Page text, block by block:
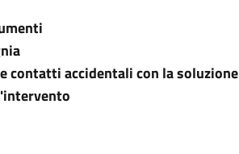
contatti accidentali con la soluzione